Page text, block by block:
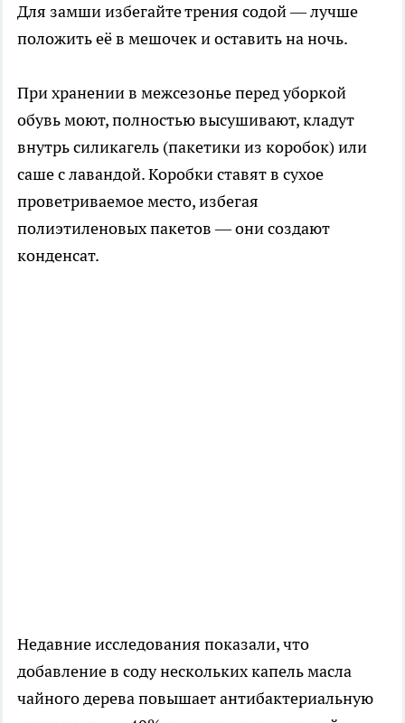
Для замши избегайте трения содой — лучше
положить её в мешочек и оставить на ночь.
При хранении в межсезонье перед уборкой
обувь моют, полностью высушивают, кладут
внутрь силикагель (пакетики из коробок) или
саше с лавандой. Коробки ставят в сухое
проветриваемое место, избегая
полиэтиленовых пакетов — они создают
конденсат.
Недавние исследования показали, что
добавление в соду нескольких капель масла
чайного дерева повышает антибактериальную